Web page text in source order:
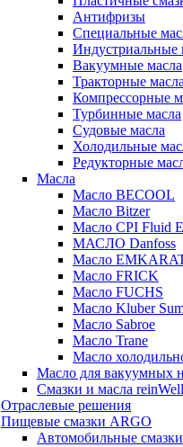
Антифризы
Специальные
Индустриальные
Вакуумные масла
Тракторные масла
Компрессорные
Турбинные масла
Судовые масла
Холодильные
Редукторные
Масла
Масло BECOOL
Масло Bitzer
Масло CPI Fluid
МАСЛО Danfoss
Масло
Масло FRICK
Масло FUCHS
Масло Kluber
Масло Sabroe
Масло Trane
Масло
Масло для вакуумных
Смазки и масла reinWell
Отраслевые решения
Пищевые смазки ARGO
Автомобильные смазки